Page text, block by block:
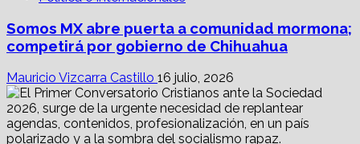
Somos MX abre puerta a comunidad mormona;
competirá por gobierno de Chihuahua
Mauricio Vizcarra Castillo 16 julio, 2026